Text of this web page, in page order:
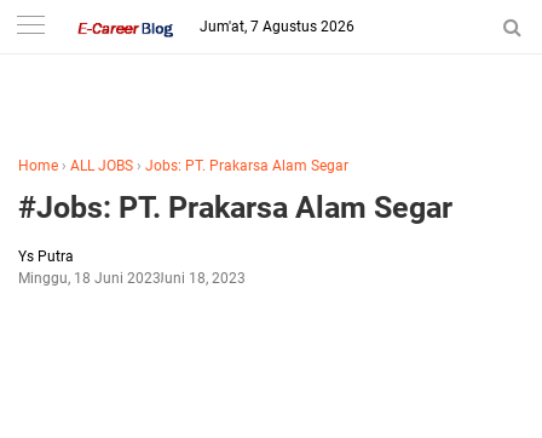
-->
Jum'at, 7 Agustus 2026
Home › ALL JOBS › Jobs: PT. Prakarsa Alam Segar
#Jobs: PT. Prakarsa Alam Segar
Ys Putra
Minggu, 18 Juni 2023Juni 18, 2023